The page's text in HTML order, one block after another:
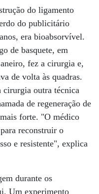
do ligamento
do publicitário
era bioabsorvível.
de basquete, em
fez a cirurgia e,
de volta às quadras.
cirurgia outra técnica
de regeneração de
forte. "O médico
reconstruir o
e resistente", explica
durante os
Um experimento